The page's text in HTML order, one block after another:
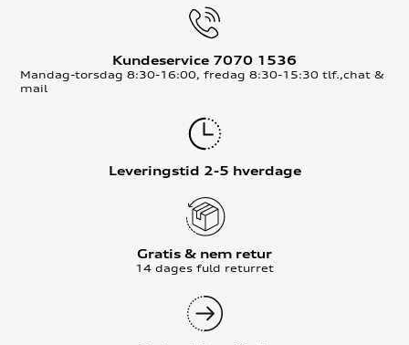
Kundeservice 7070 1536
Mandag-torsdag 8:30-16:00, fredag 8:30-15:30 tlf.,chat &
mail
Leveringstid 2-5 hverdage
Gratis & nem retur
14 dages fuld returret